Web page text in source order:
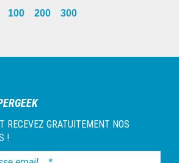
100 200 300
RECEVEZ GRATUITEMENT NOS
!